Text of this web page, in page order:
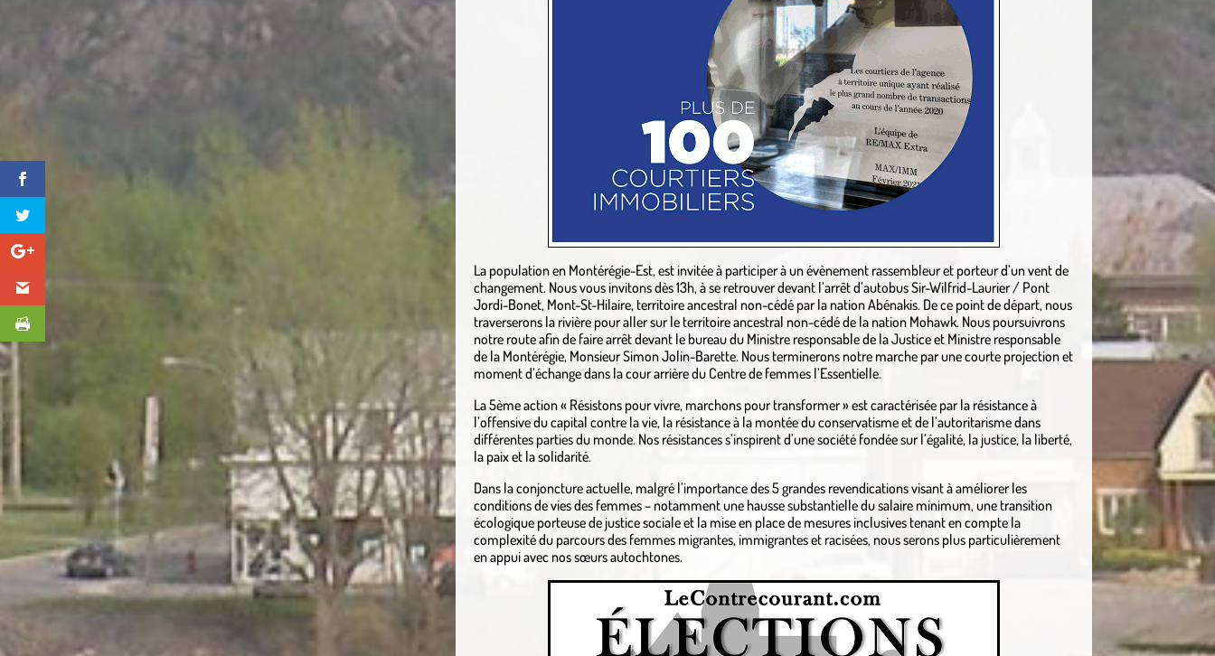
La population en Montérégie-Est, est invitée à participer à un évènement rassembleur et porteur d’un vent de
changement. Nous vous invitons dès 13h, à se retrouver devant l’arrêt d’autobus Sir-Wilfrid-Laurier / Pont
Jordi-Bonet, Mont-St-Hilaire, territoire ancestral non-cédé par la nation Abénakis. De ce point de départ, nous
traverserons la rivière pour aller sur le territoire ancestral non-cédé de la nation Mohawk. Nous poursuivrons
notre route afin de faire arrêt devant le bureau du Ministre responsable de la Justice et Ministre responsable
de la Montérégie, Monsieur Simon Jolin-Barette. Nous terminerons notre marche par une courte projection et
moment d’échange dans la cour arrière du Centre de femmes l’Essentielle.
La 5ème action « Résistons pour vivre, marchons pour transformer » est caractérisée par la résistance à
l’offensive du capital contre la vie, la résistance à la montée du conservatisme et de l’autoritarisme dans
différentes parties du monde. Nos résistances s’inspirent d’une société fondée sur l’égalité, la justice, la liberté,
la paix et la solidarité.
Dans la conjoncture actuelle, malgré l’importance des 5 grandes revendications visant à améliorer les
conditions de vies des femmes – notamment une hausse substantielle du salaire minimum, une transition
écologique porteuse de justice sociale et la mise en place de mesures inclusives tenant en compte la
complexité du parcours des femmes migrantes, immigrantes et racisées, nous serons plus particulièrement
en appui avec nos sœurs autochtones.